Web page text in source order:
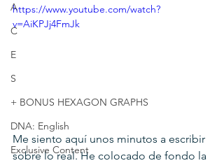
A
C
E
S
+ BONUS HEXAGON GRAPHS
DNA: English
Exclusive Content
https://www.youtube.com/watch?
v=AiKPJj4FmJk
Me siento aquí unos minutos a escribir
sobre lo real. He colocado de fondo la